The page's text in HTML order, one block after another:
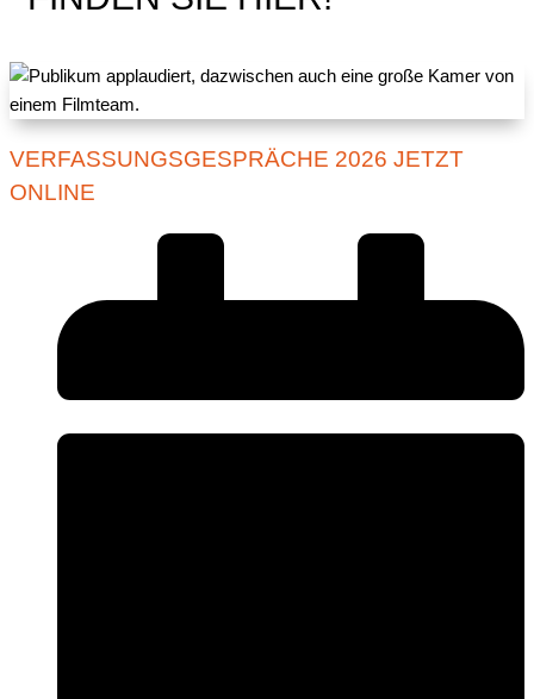
VERFASSUNGSGESPRÄCHE 2026 JETZT
ONLINE